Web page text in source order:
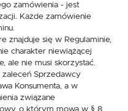
zamówienia - jest
Każde zamówienie
znajduje się w Regulaminie,
charakter niewiążącej
ale nie musi skorzystać.
zaleceń Sprzedawcy
Konsumenta, a w
związane